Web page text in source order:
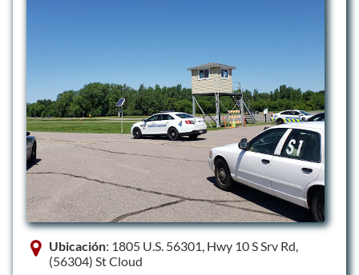
Ubicación: 1805 U.S. 56301, Hwy 10 S Srv Rd,
(56304) St Cloud